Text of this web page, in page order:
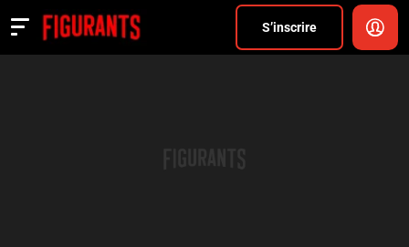
S’inscrire
Actualités